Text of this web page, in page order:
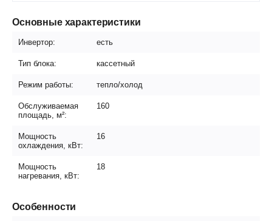
Основные характеристики
Инвертор: есть
Тип блока: кассетный
Режим работы: тепло/холод
Обслуживаемая
площадь, м²:
160
Мощность
охлаждения, кВт:
16
Мощность
нагревания, кВт:
18
Особенности